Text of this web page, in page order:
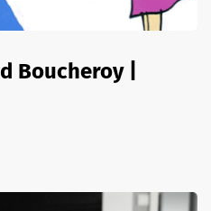
Boucheroy |